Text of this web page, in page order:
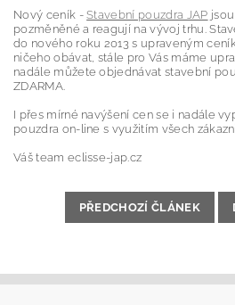
Nový ceník -Stavební pouzdra JAP
pozměněné a reagují na vývoj trhu.
do nového roku 2013 s upraveným
ničeho obávat, stále pro Vás máme
nadále můžete objednávat stavební
ZDARMA.
I přes mírné navýšení cen se i nadále
pouzdra on-line s využitím všech
Váš team eclisse-jap.cz
PŘEDCHOZÍ ČLÁNEK